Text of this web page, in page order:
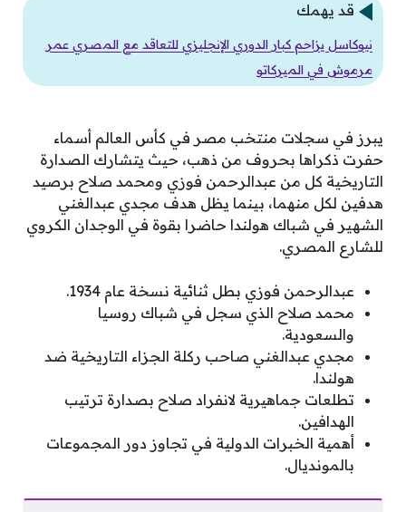
قد يهمك
نيوكاسل يزاحم كبار الدوري الإنجليزي للتعاقد مع المصري عمر
مرموش في الميركاتو
يبرز في سجلات منتخب مصر في كأس العالم أسماء
حفرت ذكراها بحروف من ذهب، حيث يتشارك الصدارة
التاريخية كل من عبدالرحمن فوزي ومحمد صلاح برصيد
هدفين لكل منهما، بينما يظل هدف مجدي عبدالغني
الشهير في شباك هولندا حاضرا بقوة في الوجدان الكروي
للشارع المصري.
عبدالرحمن فوزي بطل ثنائية نسخة عام 1934.
محمد صلاح الذي سجل في شباك روسيا
والسعودية.
مجدي عبدالغني صاحب ركلة الجزاء التاريخية ضد
هولندا.
تطلعات جماهيرية لانفراد صلاح بصدارة ترتيب
الهدافين.
أهمية الخبرات الدولية في تجاوز دور المجموعات
بالمونديال.